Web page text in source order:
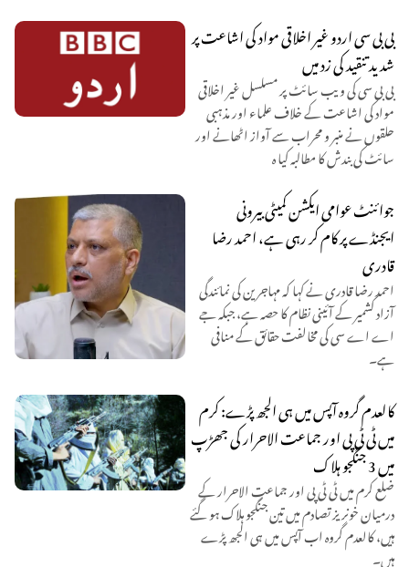
بی بی سی اردو غیر اخلاقی مواد کی اشاعت پر
شدید تنقید کی زد میں
بی بی سی کی ویب سائٹ پر مسلسل غیر اخلاقی
مواد کی اشاعت کے خلاف علماء اور مذہبی
حلقوں نے منبر و محراب سے آواز اٹھانے اور
سائٹ کی بندش کا مطالبہ کیا ہ
جوائنٹ عوامی ایکشن کمیٹی بیرونی
ایجنڈے پر کام کر رہی ہے، احمد رضا
قادری
احمد رضا قادری نے کہا کہ مہاجرین کی نمائندگی
آزاد کشمیر کے آئینی نظام کا حصہ ہے، جبکہ جے
اے اے سی کی مخالفت حقائق کے منافی
ہے۔
کالعدم گروہ آپس میں ہی الجھ پڑے: کرم
میں ٹی ٹی پی اور جماعت الاحرار کی جھڑپ
میں 3 جنگجو ہلاک
ضلع کرم میں ٹی ٹی پی اور جماعت الاحرار کے
درمیان خونریز تصادم میں تین جنگجو ہلاک ہو گئے
ہیں، کالعدم گروہ اب آپس میں ہی الجھ پڑے
ہیں۔